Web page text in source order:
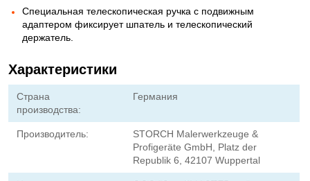
Специальная телескопическая ручка с подвижным
адаптером фиксирует шпатель и телескопический
держатель.
Характеристики
Страна
производства:
Германия
Производитель:
STORCH Malerwerkzeuge &
Profigeräte GmbH, Platz der
Republik 6, 42107 Wuppertal